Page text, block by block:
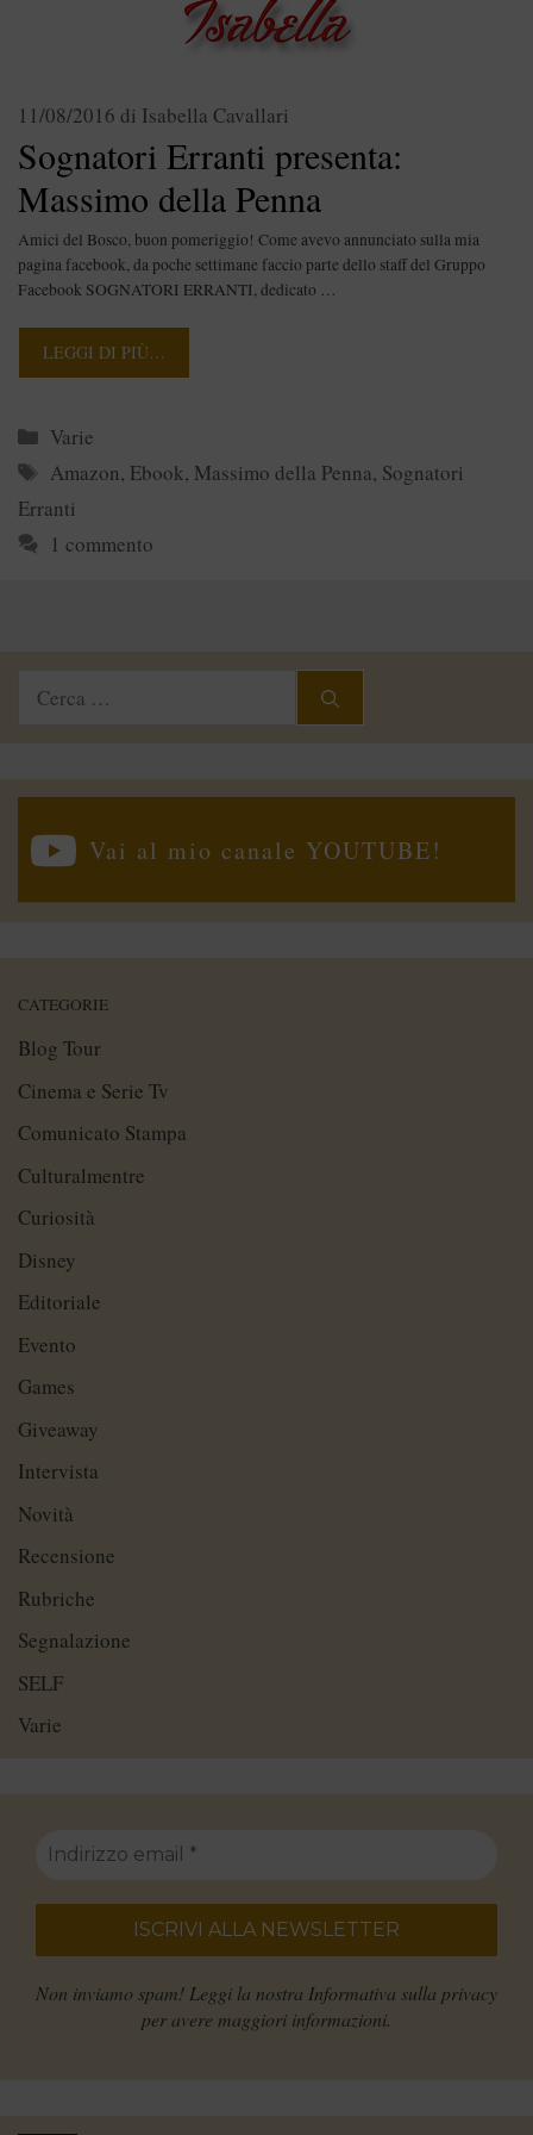
Sognatori Erranti presenta:
Massimo della Penna
11/08/2016 di Isabella Cavallari
Amici del Bosco, buon pomeriggio! Come avevo annunciato sulla mia
pagina facebook, da poche settimane faccio parte dello staff del Gruppo
Facebook SOGNATORI ERRANTI, dedicato …
LEGGI DI PIÙ…
Categorie
Varie
Tag
Amazon, Ebook, Massimo della Penna, Sognatori
Erranti
1 commento
Ricerca
Vai al mio canale YOUTUBE!
CATEGORIE
Blog Tour
Cinema e Serie Tv
Comunicato Stampa
Culturalmentre
Curiosità
Disney
Editoriale
Evento
Games
Giveaway
Intervista
Novità
Recensione
Rubriche
Segnalazione
SELF
Varie
Non inviamo spam! Leggi la nostra Informativa sulla privacy
per avere maggiori informazioni.